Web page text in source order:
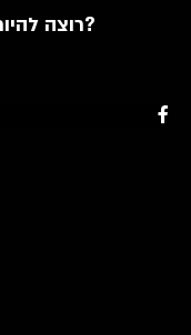
רוצה להיות חלק מפוליטיקלי קוראת?